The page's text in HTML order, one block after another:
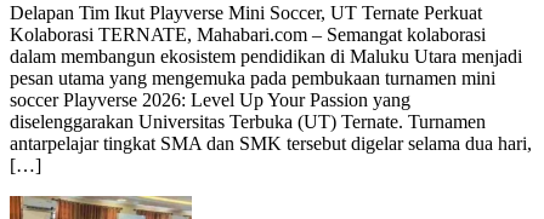
Delapan Tim Ikut Playverse Mini Soccer, UT Ternate Perkuat
Kolaborasi TERNATE, Mahabari.com – Semangat kolaborasi
dalam membangun ekosistem pendidikan di Maluku Utara menjadi
pesan utama yang mengemuka pada pembukaan turnamen mini
soccer Playverse 2026: Level Up Your Passion yang
diselenggarakan Universitas Terbuka (UT) Ternate. Turnamen
antarpelajar tingkat SMA dan SMK tersebut digelar selama dua hari,
[…]